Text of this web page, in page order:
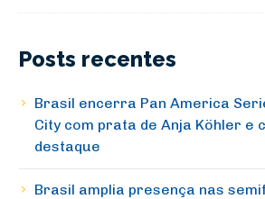
Posts recentes
Brasil encerra Pan America
City com prata de Anja Köhler e
destaque
Brasil amplia presença nas